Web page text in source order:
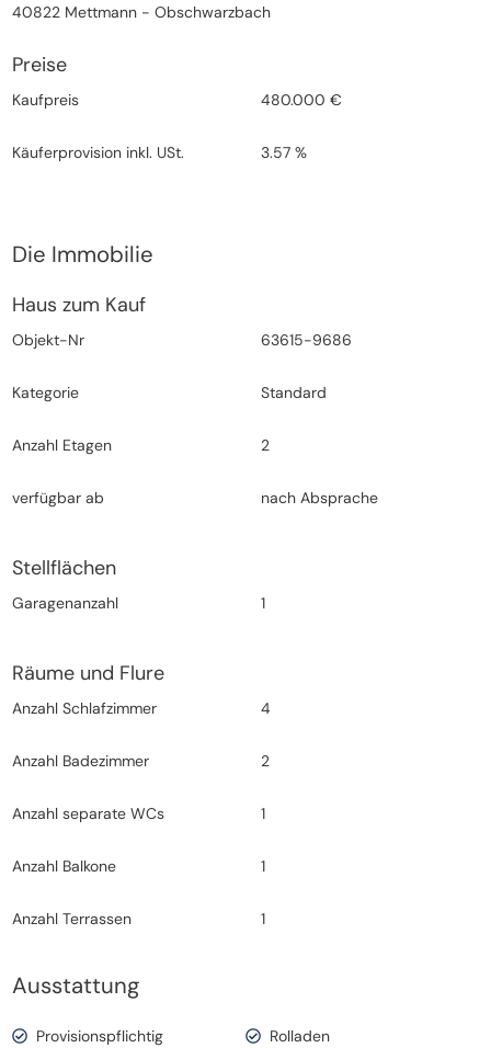
40822 Mettmann - Obschwarzbach
Preise
Kaufpreis 480.000 €
Käuferprovision inkl. USt. 3.57 %
Die Immobilie
Haus zum Kauf
Objekt-Nr 63615-9686
Kategorie Standard
Anzahl Etagen 2
verfügbar ab nach Absprache
Stellflächen
Garagenanzahl 1
Räume und Flure
Anzahl Schlafzimmer 4
Anzahl Badezimmer 2
Anzahl separate WCs 1
Anzahl Balkone 1
Anzahl Terrassen 1
Ausstattung
Provisionspflichtig Rolladen